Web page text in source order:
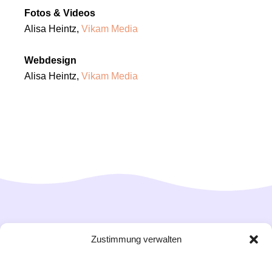
Zustimmung verwalten
Fotos & Videos
Alisa Heintz, Vikam Media
Webdesign
Alisa Heintz, Vikam Media
Impressum
Datenschutz